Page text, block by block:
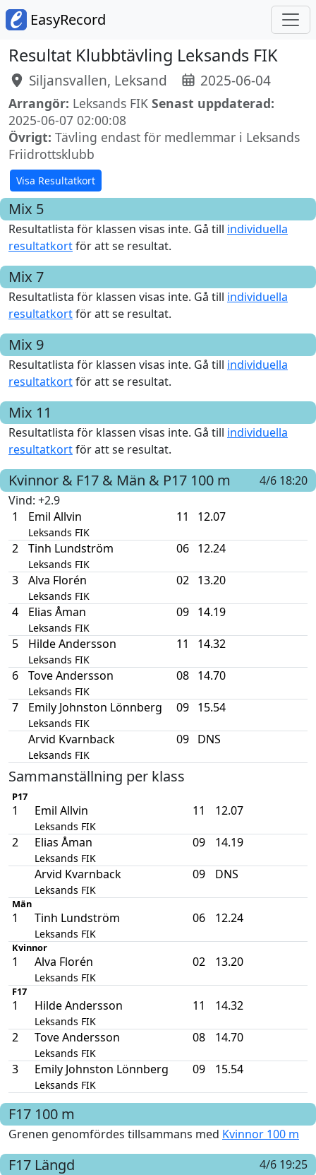
EasyRecord
Resultat Klubbtävling Leksands FIK
Siljansvallen, Leksand 2025-06-04
Arrangör: Leksands FIK Senast uppdaterad:
2025-06-07 02:00:08
Övrigt: Tävling endast för medlemmar i Leksands
Friidrottsklubb
Visa Resultatkort
Mix 5
Resultatlista för klassen visas inte. Gå till individuella
resultatkortför att se resultat.
Mix 7
Resultatlista för klassen visas inte. Gå till individuella
resultatkortför att se resultat.
Mix 9
Resultatlista för klassen visas inte. Gå till individuella
resultatkortför att se resultat.
Mix 11
Resultatlista för klassen visas inte. Gå till individuella
resultatkortför att se resultat.
Kvinnor & F17 & Män & P17 100 m
4/6 18:20
Vind: +2.9
1
Emil Allvin
Leksands FIK
11 12.07
2 Tinh Lundström
Leksands FIK
06 12.24
3 Alva Florén
Leksands FIK
02 13.20
4 Elias Åman
Leksands FIK
09 14.19
5 Hilde Andersson
Leksands FIK
11 14.32
6 Tove Andersson
Leksands FIK
08 14.70
7 Emily Johnston Lönnberg
Leksands FIK
09 15.54
Arvid Kvarnback
Leksands FIK
09 DNS
Sammanställning per klass
P17
1 Emil Allvin
Leksands FIK
11 12.07
2 Elias Åman
Leksands FIK
09 14.19
Arvid Kvarnback
Leksands FIK
09 DNS
Män
1 Tinh Lundström
Leksands FIK
06 12.24
Kvinnor
1 Alva Florén
Leksands FIK
02 13.20
F17
1 Hilde Andersson
Leksands FIK
11 14.32
2 Tove Andersson
Leksands FIK
08 14.70
3 Emily Johnston Lönnberg
Leksands FIK
09 15.54
F17 100 m
Grenen genomfördes tillsammans med Kvinnor 100 m
F17 Längd
4/6 19:25